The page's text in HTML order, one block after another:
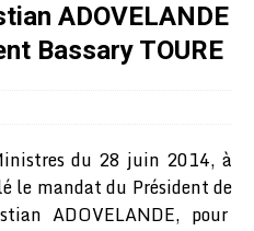
ADOVELANDE
Bassary TOURE
du 28 juin 2014, à
le mandat du Président de
ADOVELANDE, pour